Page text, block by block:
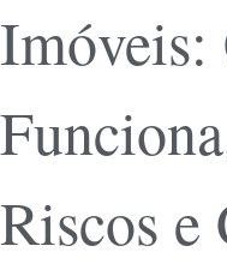
Imóveis:
Riscos e